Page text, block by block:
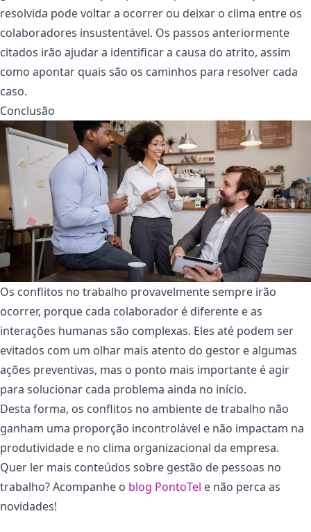
resolvida pode voltar a ocorrer ou deixar o clima entre os
colaboradores insustentável. Os passos anteriormente
citados irão ajudar a identificar a causa do atrito, assim
como apontar quais são os caminhos para resolver cada
caso.
Conclusão
Os conflitos no trabalho provavelmente sempre irão
ocorrer, porque cada colaborador é diferente e as
interações humanas são complexas. Eles até podem ser
evitados com um olhar mais atento do gestor e algumas
ações preventivas, mas o ponto mais importante é agir
para solucionar cada problema ainda no início.
Desta forma, os conflitos no ambiente de trabalho não
ganham uma proporção incontrolável e não impactam na
produtividade e no clima organizacional da empresa.
Quer ler mais conteúdos sobre gestão de pessoas no
trabalho? Acompanhe o blog PontoTel e não perca as
novidades!